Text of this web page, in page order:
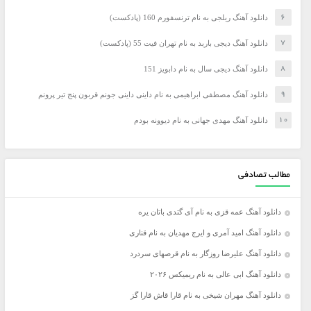
دانلود آهنگ ریلجی به نام ترنسفورم 160 (پادکست)
دانلود آهنگ دیجی باربد به نام تهران فیت 55 (پادکست)
دانلود آهنگ دیجی سال به نام دابویز 151
دانلود آهنگ مصطفی ابراهیمی به نام داینی داینی جونم قربون پنج تیر پرونم
دانلود آهنگ مهدی جهانی به نام دیوونه بودم
مطالب تصادفی
دانلود آهنگ عمه قزی به نام آی گتدی باتان یره
دانلود آهنگ امید آمری و ایرج مهدیان به نام قناری
دانلود آهنگ علیرضا روزگار به نام قرصهای سردرد
دانلود آهنگ ابی عالی به نام ریمیکس ۲۰۲۶
دانلود آهنگ مهران شیخی به نام قارا قاش قارا گز